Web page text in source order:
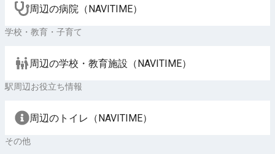
周辺の病院（NAVITIME）
学校・教育・子育て
周辺の学校・教育施設（NAVITIME）
駅周辺お役立ち情報
周辺のトイレ（NAVITIME）
その他